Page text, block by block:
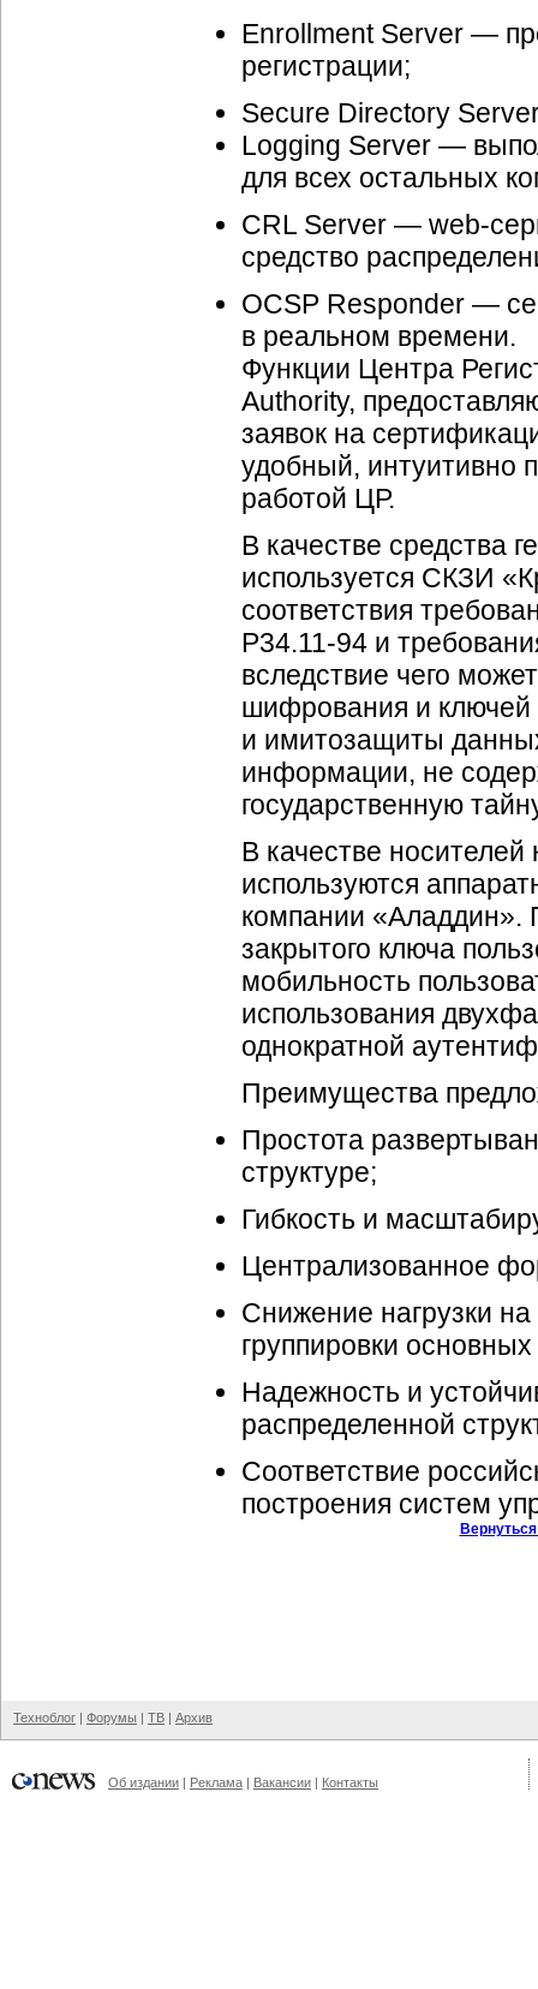
Enrollment Server —
регистрации;
Secure Directory
Logging Server —
для всех остальных
CRL Server — web-
средство
OCSP Responder —
в реальном времени.
Функции Центра
Authority,
заявок на
удобный, интуитивно
работой ЦР.
В качестве средства
используется СКЗИ
соответствия
Р34.11-94 и
вследствие чего
шифрования и
и имитозащиты
информации, не
государственную
В качестве
используются
компании «Аладдин».
закрытого ключа
мобильность
использования
однократной
Преимущества
Простота
структуре;
Гибкость и
Централизованное
Снижение нагрузки
группировки
Надежность и
распределенной
Соответствие
построения систем
Техноблог | Форумы | ТВ | Архив
Об издании | Реклама | Вакансии | Контакты